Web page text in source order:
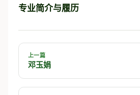
专业简介与履历
上一篇
邓玉娟